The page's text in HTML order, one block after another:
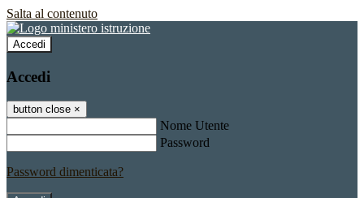
Salta al contenuto
Accedi
Accedi
button close ×
Nome Utente
Password
Password dimenticata?